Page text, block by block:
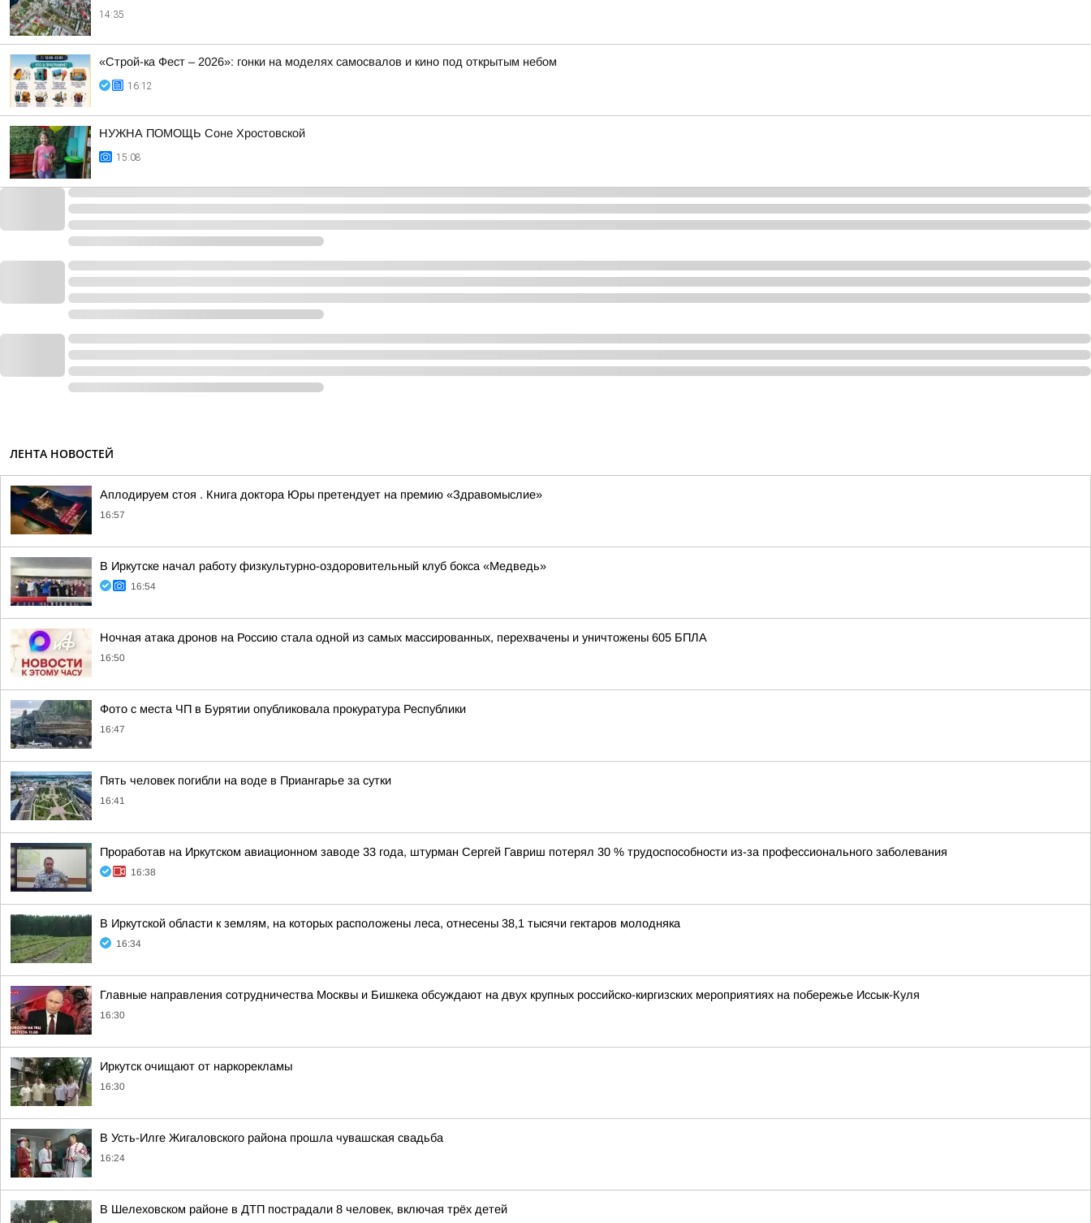
14:35
«Строй-ка Фест – 2026»: гонки на моделях самосвалов и кино под открытым небом
16:12
НУЖНА ПОМОЩЬ Соне Хростовской
15:08
ЛЕНТА НОВОСТЕЙ
Аплодируем стоя . Книга доктора Юры претендует на премию «Здравомыслие»
16:57
В Иркутске начал работу физкультурно-оздоровительный клуб бокса «Медведь»
16:54
Ночная атака дронов на Россию стала одной из самых массированных, перехвачены и уничтожены 605 БПЛА
16:50
Фото с места ЧП в Бурятии опубликовала прокуратура Республики
16:47
Пять человек погибли на воде в Приангарье за сутки
16:41
Проработав на Иркутском авиационном заводе 33 года, штурман Сергей Гавриш потерял 30 % трудоспособности из-за профессионального заболевания
16:38
В Иркутской области к землям, на которых расположены леса, отнесены 38,1 тысячи гектаров молодняка
16:34
Главные направления сотрудничества Москвы и Бишкека обсуждают на двух крупных российско-киргизских мероприятиях на побережье Иссык-Куля
16:30
Иркутск очищают от наркорекламы
16:30
В Усть-Илге Жигаловского района прошла чувашская свадьба
16:24
В Шелеховском районе в ДТП пострадали 8 человек, включая трёх детей